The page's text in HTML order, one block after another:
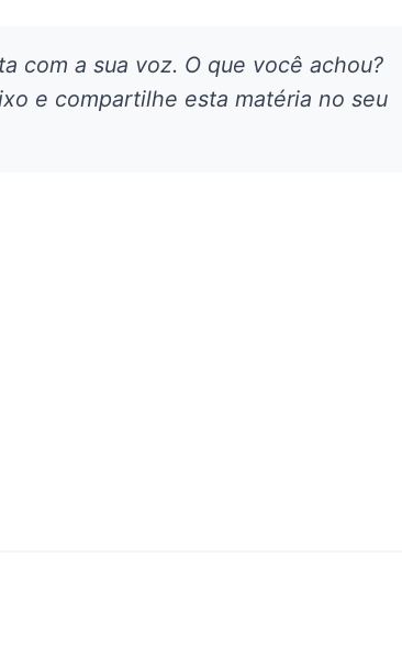
com a sua voz. O que você achou?
e compartilhe esta matéria no seu